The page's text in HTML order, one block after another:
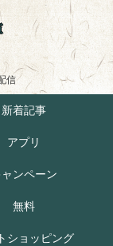
信
新着記事
アプリ
ャンペーン
無料
ショッピング